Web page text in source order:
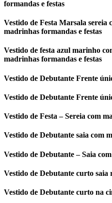
formandas e festas
Vestido de Festa Marsala sereia
madrinhas formandas e festas
Vestido de festa azul marinho
madrinhas formandas e festas
Vestido de Debutante Frente
Vestido de Debutante Frente
Vestido de Festa – Sereia com
Vestido de Debutante saia com
Vestido de Debutante – Saia
Vestido de Debutante curto saia
Vestido de Debutante curto na